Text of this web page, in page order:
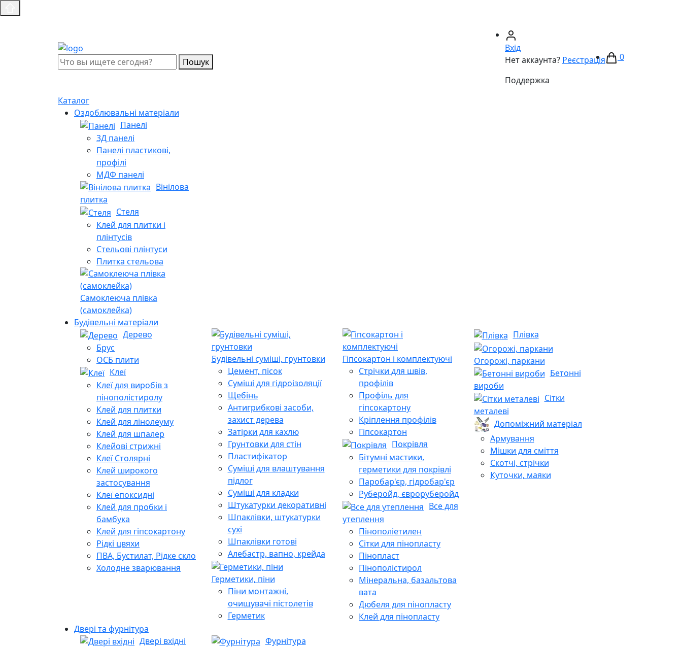
Пошук
Вхід
Нет аккаунта? Реєстрація
Поддержка
0
Каталог
Оздоблювальні матеріали
Панелі
3Д панелі
Панелі пластикові,
профілі
МДФ панелі
Вінілова
плитка
Стеля
Клей для плитки і
плінтусів
Стельові плінтуси
Плитка стельова
Самоклеюча плівка
(самоклейка)
Будівельні матеріали
Дерево
Брус
ОСБ плити
Клеї
Клеї для виробів з
пінополістиролу
Клей для плитки
Клей для лінолеуму
Клей для шпалер
Клейові стрижні
Клеї Столярні
Клей широкого
застосування
Клеї епоксидні
Клей для пробки і
бамбука
Клей для гіпсокартону
Рідкі цвяхи
ПВА, Бустилат, Рідке скло
Холодне зварювання
Будівельні суміші, грунтовки
Цемент, пісок
Суміші для гідроізоляції
Щебінь
Антигрибкові засоби,
захист дерева
Затірки для кахлю
Грунтовки для стін
Пластифікатор
Суміші для влаштування
підлог
Суміші для кладки
Штукатурки декоративні
Шпаклівки, штукатурки
сухі
Шпаклівки готові
Алебастр, вапно, крейда
Герметики, піни
Піни монтажні,
очищувачі пістолетів
Герметик
Гіпсокартон і комплектуючі
Стрічки для швів,
профілів
Профіль для
гіпсокартону
Кріплення профілів
Гіпсокартон
Покрівля
Бітумні мастики,
герметики для покрівлі
Паробар'єр, гідробар'єр
Руберойд, євроруберойд
Все для
утеплення
Пінополіетилен
Сітки для пінопласту
Пінопласт
Пінополістирол
Мінеральна, базальтова
вата
Дюбеля для пінопласту
Клей для пінопласту
Плівка
Огорожі, паркани
Бетонні
вироби
Сітки
металеві
Допоміжний матеріал
Армування
Мішки для сміття
Скотчі, стрічки
Куточки, маяки
Двері та фурнітура
Двері вхідні
Фурнітура